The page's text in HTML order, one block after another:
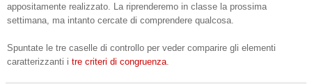
appositamente realizzato. La riprenderemo in classe la prossima
settimana, ma intanto cercate di comprendere qualcosa.
Spuntate le tre caselle di controllo per veder comparire gli elementi
caratterizzanti i tre criteri di congruenza